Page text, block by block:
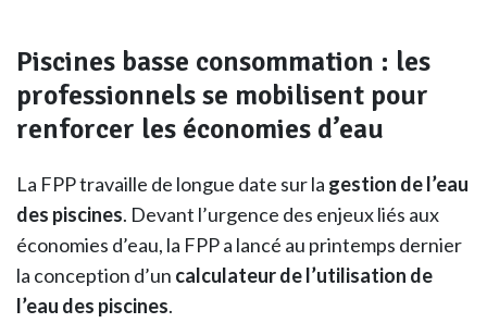
Piscines basse consommation : les
professionnels se mobilisent pour
renforcer les économies d’eau
La FPP travaille de longue date sur la gestion de l’eau
des piscines. Devant l’urgence des enjeux liés aux
économies d’eau, la FPP a lancé au printemps dernier
la conception d’un calculateur de l’utilisation de
l’eau des piscines.